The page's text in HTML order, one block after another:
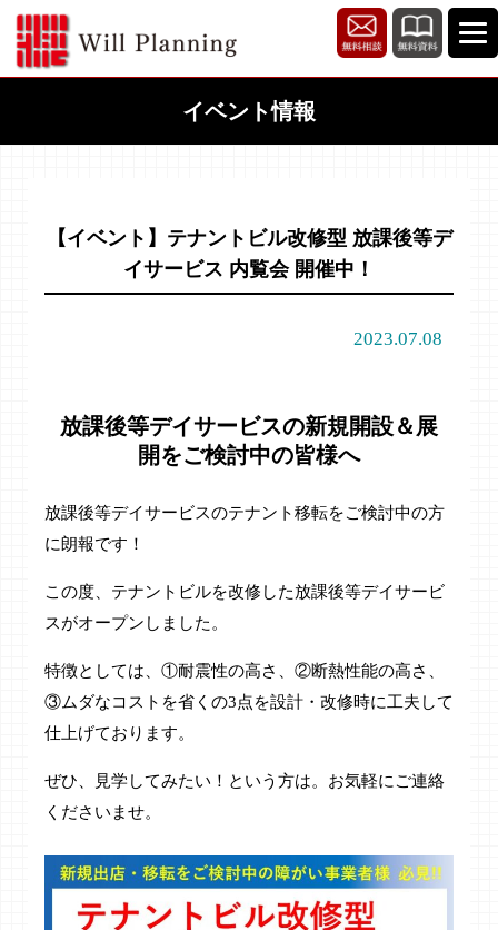
イベント情報
【イベント】テナントビル改修型 放課後等デ
イサービス 内覧会 開催中！
2023.07.08
放課後等デイサービスの新規開設＆展
開をご検討中の皆様へ
放課後等デイサービスのテナント移転をご検討中の方
に朗報です！
この度、テナントビルを改修した放課後等デイサービ
スがオープンしました。
特徴としては、①耐震性の高さ、②断熱性能の高さ、
③ムダなコストを省くの3点を設計・改修時に工夫して
仕上げております。
ぜひ、見学してみたい！という方は。お気軽にご連絡
くださいませ。